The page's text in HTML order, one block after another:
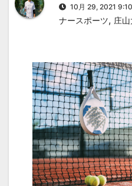
10月 29, 2021
ナースポーツ, 庄